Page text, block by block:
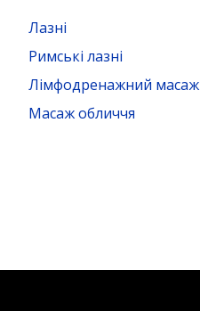
Лазні
Римські лазні
Лімфодренажний масаж
Масаж обличчя